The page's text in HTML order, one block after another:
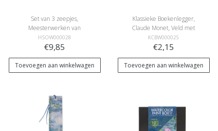
Set van 3 zeepjes,
Meesterwerken van
Claude Monet
HSOW000028
€9,85
Toevoegen aan winkelwagen
Klassieke Boekenlegger,
Claude Monet, Veld met
klaprozen
KCBW000025
€2,15
Toevoegen aan winkelwagen